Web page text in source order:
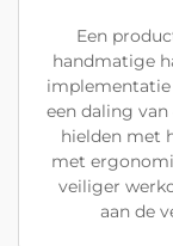
Een
handmatige
implementatie
een daling
hielden met
met
veiliger
aan de